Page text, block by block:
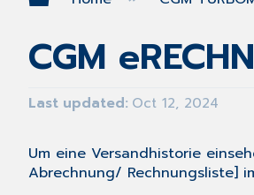
CGM
Last updated Oct 12, 2024
Um eine Versandhistorie
Abrechnung/ Rechnungsliste]